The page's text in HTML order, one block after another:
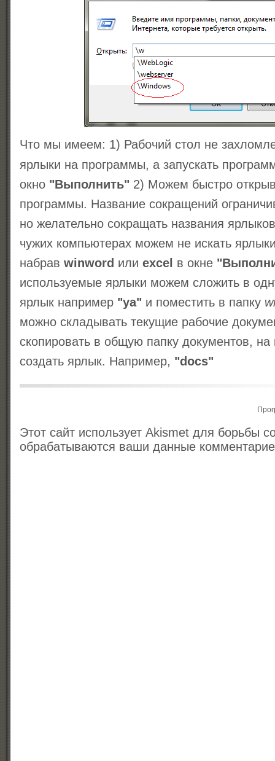
Что мы имеем: 1) Рабочий стол не
ярлыки на программы, а запускать
окно "Выполнить" 2) Можем быстро
программы. Название сокращений
но желательно сокращать названия
чужих компьютерах можем не искать
набрав winword или excel в окне
используемые ярлыки можем сложить в
ярлык например "ya" и поместить в папку
можно складывать текущие рабочие
скопировать в общую папку документов,
создать ярлык. Например, "docs"
Этот сайт использует Akismet для борьбы
обрабатываются ваши данные